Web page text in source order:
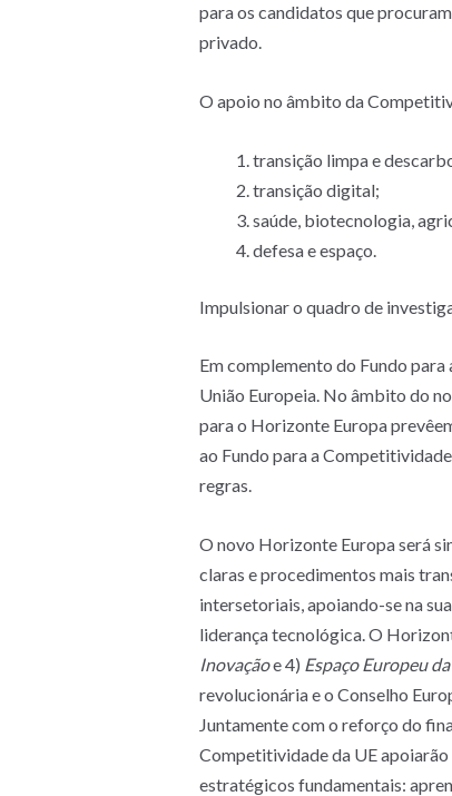
para os candidatos que
privado.
O apoio no âmbito da
transição limpa e
transição digital;
saúde, biotecnologia,
defesa e espaço.
Impulsionar o quadro de
Em complemento do Fundo
União Europeia. No âmbito do
para o Horizonte Europa
ao Fundo para a
regras.
O novo Horizonte Europa será
claras e procedimentos mais
intersetoriais, apoiando-se na
liderança tecnológica. O
Inovaçãoe 4) Espaço Europeu
revolucionária e o Conselho
Juntamente com o reforço do
Competitividade da UE
estratégicos fundamentais: